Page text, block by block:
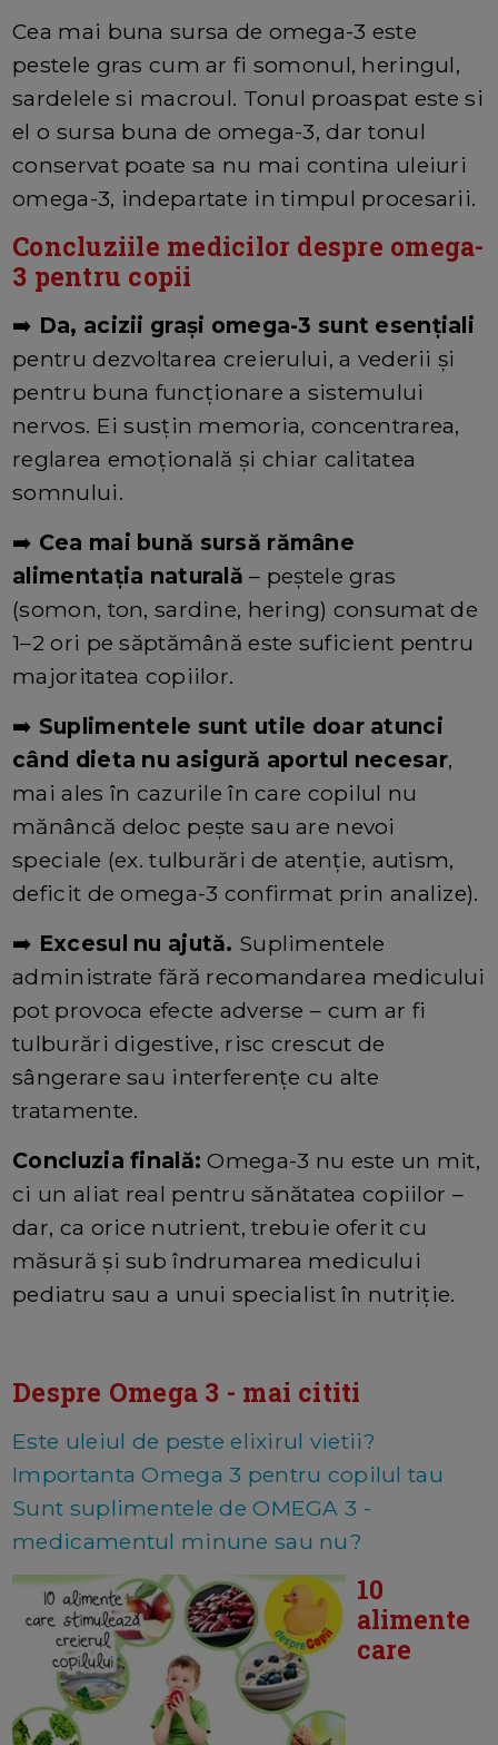
Cea mai buna sursa de omega-3 este
pestele gras cum ar fi somonul, heringul,
sardelele si macroul. Tonul proaspat este si
el o sursa buna de omega-3, dar tonul
conservat poate sa nu mai contina uleiuri
omega-3, indepartate in timpul procesarii.
Concluziile medicilor despre omega-
3 pentru copii
➡️ Da, acizii grași omega-3 sunt esențiali
pentru dezvoltarea creierului, a vederii și
pentru buna funcționare a sistemului
nervos. Ei susțin memoria, concentrarea,
reglarea emoțională și chiar calitatea
somnului.
➡️ Cea mai bună sursă rămâne
alimentația naturală – peștele gras
(somon, ton, sardine, hering) consumat de
1–2 ori pe săptămână este suficient pentru
majoritatea copiilor.
➡️ Suplimentele sunt utile doar atunci
când dieta nu asigură aportul necesar,
mai ales în cazurile în care copilul nu
mănâncă deloc pește sau are nevoi
speciale (ex. tulburări de atenție, autism,
deficit de omega-3 confirmat prin analize).
➡️ Excesul nu ajută. Suplimentele
administrate fără recomandarea medicului
pot provoca efecte adverse – cum ar fi
tulburări digestive, risc crescut de
sângerare sau interferențe cu alte
tratamente.
Concluzia finală: Omega-3 nu este un mit,
ci un aliat real pentru sănătatea copiilor –
dar, ca orice nutrient, trebuie oferit cu
măsură și sub îndrumarea medicului
pediatru sau a unui specialist în nutriție.
Despre Omega 3 - mai cititi
Este uleiul de peste elixirul vietii?
Importanta Omega 3 pentru copilul tau
Sunt suplimentele de OMEGA 3 -
medicamentul minune sau nu?
10
alimente
care